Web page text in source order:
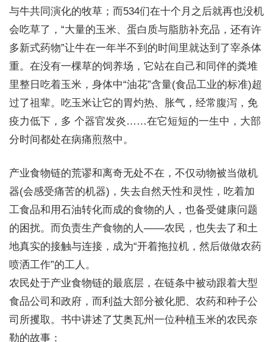
与牛共同演化的牧草；而534们在十个月之后就再也没机
会吃草了，“大量的玉米、蛋白质与脂肪补充品，还有许
多新式药物”让牛在一年半不到的时间里就达到了宰杀体
重。在没有一棵草的饲养场，它站在自己和同伴的粪堆
里整日吃着玉米，身体中“油花”含量(食品工业的标准)超
过了祖辈。吃玉米让它的胃灼热、胀气，经常腹泻，免
疫力低下，多 个器官发炎……在它短短的一生中，大部
分时间都处在病痛煎熬中。
产业食物链的荒谬和离奇无处不在，不仅动物被当做机
器(会感受痛苦的机器)，失去自然天性和灵性，吃着加
工食品和用石油转化而成的食物的人，也备受健康问题
的困扰。而负责生产食物的人——农民，也失去了和土
地真实的接触与连接，成为“开着拖拉机，然后做做农药
喷洒工作”的工人。
农民处于产业食物链的最底层，在链条中被动跟着大型
食品公司和政府，而利益大部分被化肥、农药和种子公
司所攫取。书中讲述了艾奥瓦州一位种植玉米的农民奈
勒的故事：